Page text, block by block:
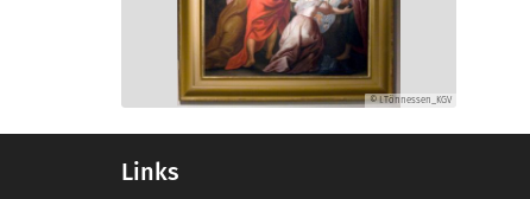
© I.Tönnessen_KGV
Links